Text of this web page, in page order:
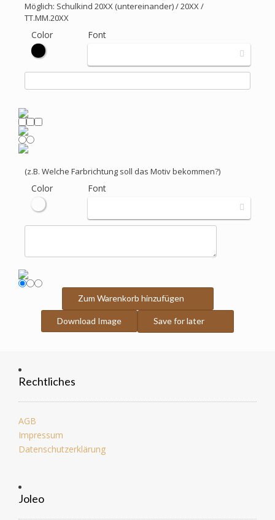
Möglich: Schulkind 20XX (untereinander) / 20XX /
TT.MM.20XX
Color Font
(z.B. Welche Farbrichtung soll das Motiv bekommen?)
Color Font
Zum Warenkorb hinzufügen
Download Image Save for later
Rechtliches
AGB
Impressum
Datenschutzerklärung
Joleo